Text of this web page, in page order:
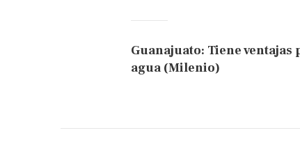
Guanajuato: Tiene
agua (Milenio)